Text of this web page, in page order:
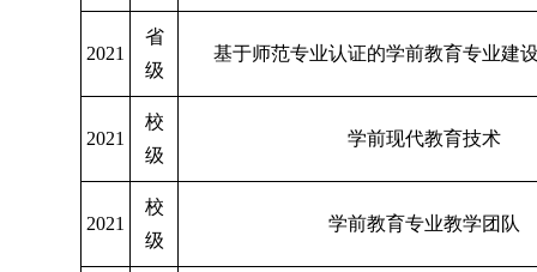
2021
省
级
基于师范专业认证的学前教育专业建
2021
校
级
学前现代教育技术
2021
校
级
学前教育专业教学团队